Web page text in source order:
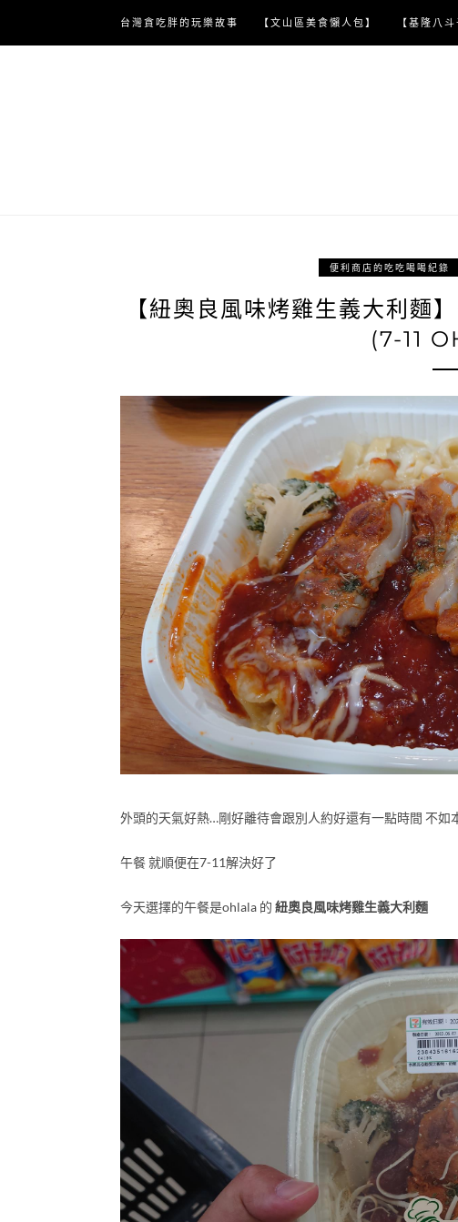
content
台灣貪吃胖的玩樂故事 【文山區美食懶人包】 【基隆八
便利商店的吃吃喝喝紀錄
【紐奧良風味烤雞生義大利麵
(7-11
外頭的天氣好熱…剛好離待會跟別人約好還有一點時間 不如
午餐 就順便在7-11解決好了
今天選擇的午餐是ohlala 的 紐奧良風味烤雞生義大利麵